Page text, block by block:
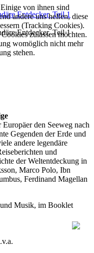
Europäer den Seeweg nach
Gegenden der Erde und
andere legendäre
und
der Weltentdeckung in
Marco Polo, Ibn
Ferdinand Magellan
Musik, im Booklet
von ihnen sind
andere uns helfen, diese
(Tracking Cookies).
zulassen möchten.
womöglich nicht mehr
stehen.